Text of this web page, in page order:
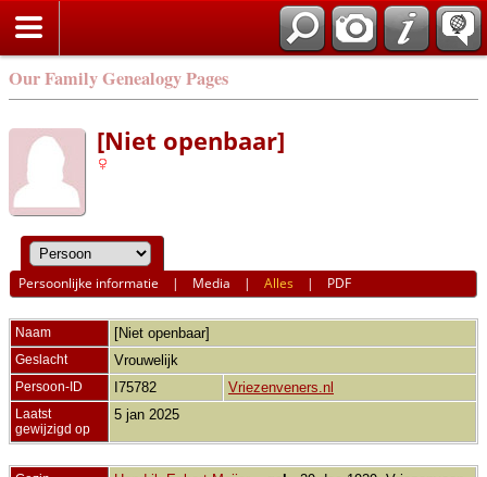
Our Family Genealogy Pages
[Niet openbaar]
Persoonlijke informatie | Media |Alles | PDF
Naam [Niet openbaar]
Geslacht Vrouwelijk
Persoon-ID I75782 Vriezenveners.nl
Laatst
gewijzigd op
5 jan 2025